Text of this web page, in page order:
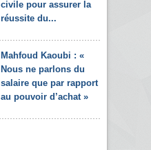
civile pour assurer la
réussite du...
Mahfoud Kaoubi : «
Nous ne parlons du
salaire que par rapport
au pouvoir d’achat »